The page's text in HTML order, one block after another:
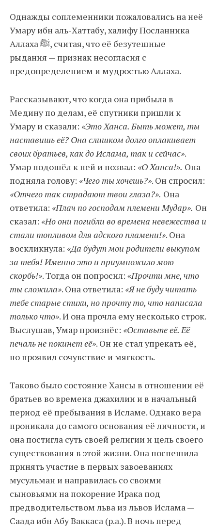
Однажды соплеменники пожаловались на неё
Умару ибн аль-Хаттабу, халифу Посланника
Аллаха ﷺ, считая, что её безутешные
рыдания — признак несогласия с
предопределением и мудростью Аллаха.
Рассказывают, что когда она прибыла в
Медину по делам, её спутники пришли к
Умару и сказали: «Это Ханса. Быть может, ты
наставишь её? Она слишком долго оплакивает
своих братьев, как до Ислама, так и сейчас».
Умар подошёл к ней и позвал: «О Ханса!». Она
подняла голову: «Чего ты хочешь?». Он спросил:
«Отчего так страдают твои глаза?». Она
ответила: «Плач по господам племени Мудар». Он
сказал: «Но они погибли во времена невежества и
стали топливом для адского пламени!». Она
воскликнула: «Да будут мои родители выкупом
за тебя! Именно это и приумножило мою
скорбь!». Тогда он попросил: «Прочти мне, что
ты сложила». Она ответила: «Я не буду читать
тебе старые стихи, но прочту то, что написала
только что». И она прочла ему несколько строк.
Выслушав, Умар произнёс: «Оставьте её. Её
печаль не покинет её». Он не стал упрекать её,
но проявил сочувствие и мягкость.
Таково было состояние Хансы в отношении её
братьев во времена джахилии и в начальный
период её пребывания в Исламе. Однако вера
проникала до самого основания её личности, и
она постигла суть своей религии и цель своего
существования в этой жизни. Она поспешила
принять участие в первых завоеваниях
мусульман и направилась со своими
сыновьями на покорение Ирака под
предводительством льва из львов Ислама —
Саада ибн Абу Ваккаса (р.а.). В ночь перед